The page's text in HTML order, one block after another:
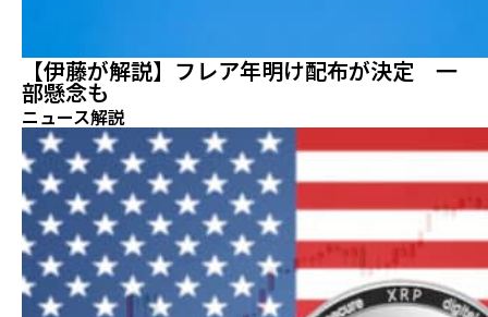
【伊藤が解説】フレア年明け配布が決定 一
部懸念も
ニュース解説